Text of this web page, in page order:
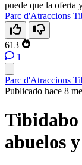
puede que la oferta
Parc d'Atraccions
613
1
Parc d'Atraccions
Publicado hace 8
abuelos